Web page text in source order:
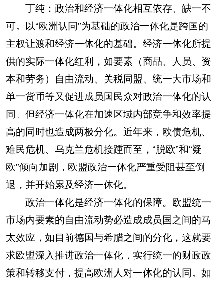
丁纯：政治和经济一体化相互依存、缺一不
可。以“欧洲认同”为基础的政治一体化是跨国的
主权让渡和经济一体化的基础。经济一体化所提
供的实际一体化红利，如要素（商品、人员、资
本和劳务）自由流动、关税同盟、统一大市场和
单一货币等又促进成员国民众对政治一体化的认
同。但经济一体化在加速区域内部竞争和效率提
高的同时也造成两极分化。近年来，欧债危机、
难民危机、乌克兰危机接踵而至，“脱欧”和“疑
欧”倾向加剧，欧盟政治一体化严重受阻甚至倒
退，并开始累及经济一体化。
政治一体化是经济一体化的保障。欧盟统一
市场内要素的自由流动势必造成成员国之间的马
太效应，如目前德国与希腊之间的分化，这就要
求欧盟深入推进政治一体化，实行统一的财政政
策和转移支付，提高欧洲人对一体化的认同。如